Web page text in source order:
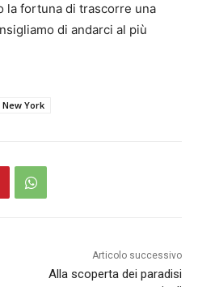
la fortuna di trascorre una
di andarci al più
York
Articolo successivo
Alla scoperta dei paradisi